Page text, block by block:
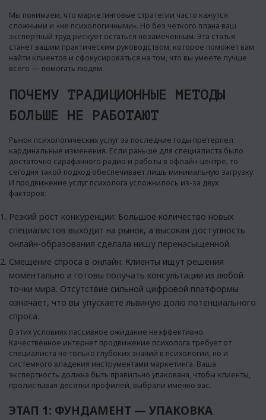
Мы понимаем, что маркетинговые стратегии часто кажутся
сложными и «не психологичными». Но без четкого плана ваш
экспертный труд рискует остаться незамеченным. Эта статья
станет вашим практическим руководством, которое поможет вам
найти клиентов и сфокусироваться на том, что вы умеете лучше
всего — помогать людям.
ПОЧЕМУ ТРАДИЦИОННЫЕ МЕТОДЫ
БОЛЬШЕ НЕ РАБОТАЮТ
Рынок психологических услуг за последние годы претерпел
кардинальные изменения. Если раньше для специалиста было
достаточно сарафанного радио и работы в офлайн-центре, то
сегодня такой подход обеспечивает лишь минимальную загрузку.
И продвижение услуг психолога усложнилось из-за двух
факторов:
Резкий рост конкуренции: Большое количество новых
специалистов выходит на рынок, а высокая доступность
онлайн-образования сделала нишу перенасыщенной.
Смещение спроса в онлайн: Клиенты ищут решения
моментально и готовы получать консультации из любой
точки мира. Отсутствие сильной цифровой платформы
означает, что вы упускаете львиную долю потенциального
спроса.
В этих условиях пассивное ожидание неэффективно.
Качественное интернет продвижение психолога требует от
специалиста не только глубоких знаний в психологии, но и
системного владения инструментами маркетинга. Ваша
экспертность должна быть правильно упакована, чтобы клиенты,
пролистывая десятки профилей, выбрали именно вас.
ЭТАП 1: ФУНДАМЕНТ — УПАКОВКА